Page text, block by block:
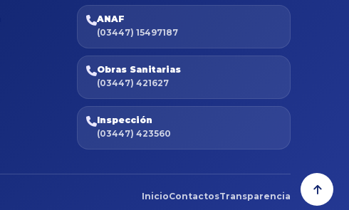
ANAF
(03447) 15497187
Obras Sanitarias
(03447) 421627
Inspección
(03447) 423560
InicioContactosTransparencia